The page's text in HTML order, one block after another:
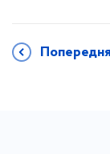
Попередня